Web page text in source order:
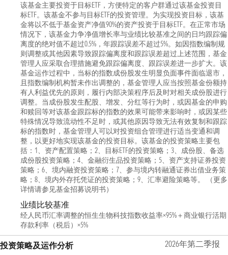
该基金主要投资于目标ETF，方便特定的客户群通过该基金投资目
标ETF。该基金不参与目标ETF的投资管理。为实现投资目标，该基
金将以不低于基金资产净值90%的资产投资于目标ETF。在正常市场
情况下，该基金力争净值增长率与业绩比较基准之间的日均跟踪偏
离度的绝对值不超过0.5%，年跟踪误差不超过5%。如因指数编制规
则调整或其他因素导致跟踪偏离度和跟踪误差超过上述范围，基金
管理人应采取合理措施避免跟踪偏离度、跟踪误差进一步扩大。该
基金运作过程中，当标的指数成份股发生明显负面事件面临退市，
且指数编制机构暂未作出调整的，基金管理人应当按照基金份额持
有人利益优先的原则，履行内部决策程序后及时对相关成份股进行
调整。当成份股发生配股、增发、分红等行为时，或因基金的申购
和赎回等对该基金跟踪标的指数的效果可能带来影响时，或因某些
特殊情况导致流动性不足时，或其他原因导致无法有效复制和跟踪
标的指数时，基金管理人可以对投资组合管理进行适当变通和调
整，以更好地实现该基金的投资目标。该基金的投资策略主要包
括：1、资产配置策略；2、目标ETF的投资策略；3、成份股、备选
成份股投资策略；4、金融衍生品投资策略；5、资产支持证券投资
策略；6、境内融资投资策略；7、参与境内转融通证券出借业务策
略；8、境内外存托凭证的投资策略；9、汇率避险策略等。 （更多
详情请参见基金招募说明书）
业绩比较基准
经人民币汇率调整的恒生生物科技指数收益率×95%＋商业银行活期
存款利率（税后）×5%
投资策略及运作分析 2026年第二季报